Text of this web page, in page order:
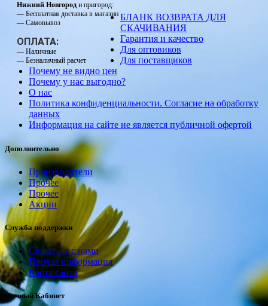
Нижний Новгород и пригород:
— Бесплатная доставка в магазин
— Самовывоз
ОПЛАТА:
— Наличные
— Безналичный расчет
БЛАНК ВОЗВРАТА ДЛЯ
СКАЧИВАНИЯ
Гарантия и качество
Для оптовиков
Для поставщиков
Почему не видно цен
Почему у нас выгодно?
О нас
Политика конфиденциальности. Согласие на обработку
данных
Информация на сайте не является публичной офертой
Дополнительно
Производители
Прочее
Прочее
Акции
Служба поддержки
Связаться с нами
Прочая информация
Карта сайта
Личный Кабинет